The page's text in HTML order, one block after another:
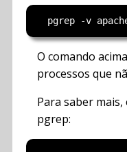
O comando
processos que
Para saber
pgrep: